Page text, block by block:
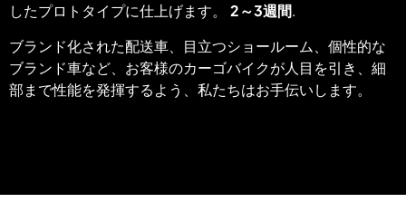
したプロトタイプに仕上げます。 2～3週間.
ブランド化された配送車、目立つショールーム、個性的な
ブランド車など、お客様のカーゴバイクが人目を引き、細
部まで性能を発揮するよう、私たちはお手伝いします。